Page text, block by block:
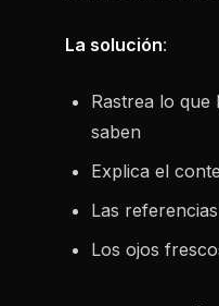
La solución:
Rastrea lo que
saben
Explica el
Las
Los ojos